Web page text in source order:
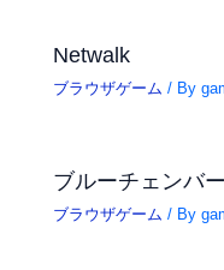
Netwalk
ブラウザゲーム / By
ブルーチェンバ
ブラウザゲーム / By